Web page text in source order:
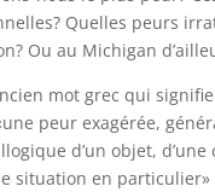
Quelles peurs
Ou au Michigan
mot grec qui
peur exagérée,
d’un objet, d’une
situation en particulier»